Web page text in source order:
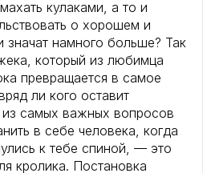
кулаками, а то и
о хорошем и
значат намного больше? Так
который из любимца
превращается в самое
ли кого оставит
самых важных вопросов
в себе человека, когда
к тебе спиной, — это
кролика. Постановка